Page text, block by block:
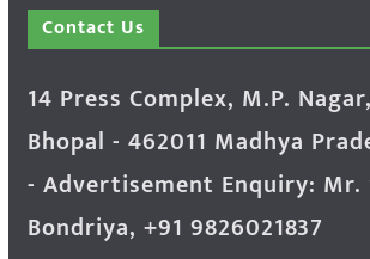
Contact Us
14 Press Complex, M.P.
Bhopal - 462011 Madhya
- Advertisement Enquiry: Mr.
Bondriya, +91 9826021837